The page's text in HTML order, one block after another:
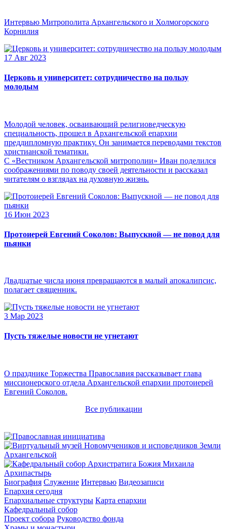
Интервью Митрополита Архангельского и Холмогорского
Корнилия
17 Авг 2023
Церковь и университет: сотрудничество на пользу
молодым
Молодой человек, осваивающий религиоведческую
специальность, прошел в Архангельской епархии
преддипломную практику. Он занимается переводами текстов
христианской тематики.
С «Вестником Архангельской митрополии» Иван поделился
соображениями по поводу своей деятельности и рассказал
читателям о взглядах на духовную жизнь.
16 Июн 2023
Протоиерей Евгений Соколов: Выпускной — не повод для
пьянки
Двадцатые числа июня превращаются в малый апокалипсис,
полагает священник.
3 Мар 2023
Пусть тяжелые новости не угнетают
О празднике Торжества Православия рассказывает глава
миссионерского отдела Архангельской епархии протоиерей
Евгений Соколов.
Все публикации
Архипастырь
Биография Служение Интервью Видеозаписи
Епархия сегодня
Епархиальные структуры Карта епархии
Кафедральный собор
Проект собора Руководство фонда